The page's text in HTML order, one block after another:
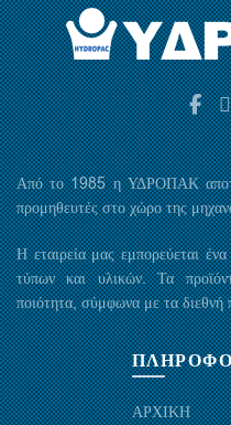
Από το 1985 η ΥΔΡΟΠΑΚ
προμηθευτές στο χώρο της
Η εταιρεία μας εμπορεύεται
τύπων και υλικών. Τα
ποιότητα, σύμφωνα με τα
ΑΡΧΙΚΗ